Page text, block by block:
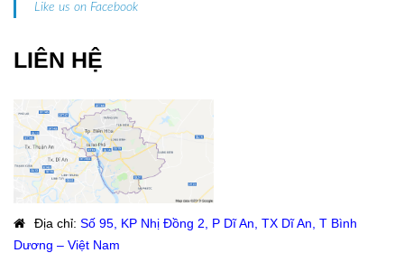
Like us on Facebook
LIÊN HỆ
Địa chỉ: Số 95, KP Nhị Đồng 2, P Dĩ An, TX Dĩ An, T Bình
Dương – Việt Nam